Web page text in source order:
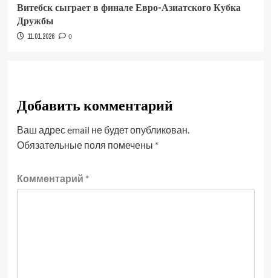
Витебск сыграет в финале Евро-Азиатского Кубка
Дружбы
11.01.2026 0
Добавить комментарий
Ваш адрес email не будет опубликован.
Обязательные поля помечены *
Комментарий *